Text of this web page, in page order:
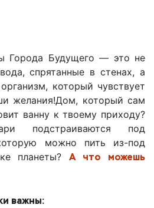
Города Будущего — это не
спрятанные в стенах, а
который чувствует
желания!Дом, который сам
ванну к твоему приходу?
подстраиваются под
можно пить из-под
планеты?
А что можешь
важны: